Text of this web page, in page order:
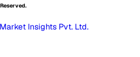
Insights Pvt. Ltd.